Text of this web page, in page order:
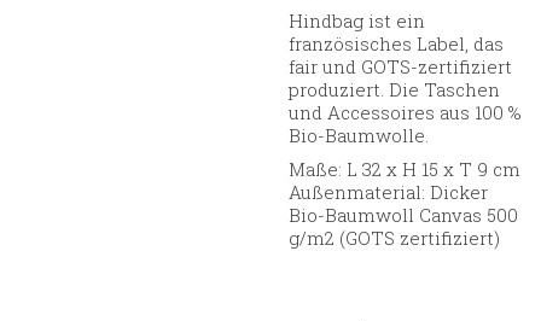
Hindbag ist ein
französisches Label, das
fair und GOTS-zertifiziert
produziert. Die Taschen
und Accessoires aus 100 %
Bio-Baumwolle.
Maße: L 32 x H 15 x T 9 cm
Außenmaterial: Dicker
Bio-Baumwoll Canvas 500
g/m2 (GOTS zertifiziert)